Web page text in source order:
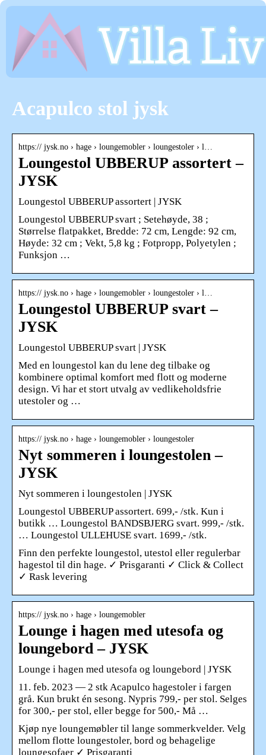
Acapulco stol jysk
https:// jysk.no › hage › loungemobler › loungestoler › l…
Loungestol UBBERUP assortert –
JYSK
Loungestol UBBERUP assortert | JYSK
Loungestol UBBERUP svart ; Setehøyde, 38 ;
Størrelse flatpakket, Bredde: 72 cm, Lengde: 92 cm,
Høyde: 32 cm ; Vekt, 5,8 kg ; Fotpropp, Polyetylen ;
Funksjon …
https:// jysk.no › hage › loungemobler › loungestoler › l…
Loungestol UBBERUP svart –
JYSK
Loungestol UBBERUP svart | JYSK
Med en loungestol kan du lene deg tilbake og
kombinere optimal komfort med flott og moderne
design. Vi har et stort utvalg av vedlikeholdsfrie
utestoler og …
https:// jysk.no › hage › loungemobler › loungestoler
Nyt sommeren i loungestolen –
JYSK
Nyt sommeren i loungestolen | JYSK
Loungestol UBBERUP assortert. 699,- /stk. Kun i
butikk … Loungestol BANDSBJERG svart. 999,- /stk.
… Loungestol ULLEHUSE svart. 1699,- /stk.
Finn den perfekte loungestol, utestol eller regulerbar
hagestol til din hage. ✓ Prisgaranti ✓ Click & Collect
✓ Rask levering
https:// jysk.no › hage › loungemobler
Lounge i hagen med utesofa og
loungebord – JYSK
Lounge i hagen med utesofa og loungebord | JYSK
11. feb. 2023 — 2 stk Acapulco hagestoler i fargen
grå. Kun brukt én sesong. Nypris 799,- per stol. Selges
for 300,- per stol, eller begge for 500,- Må …
Kjøp nye loungemøbler til lange sommerkvelder. Velg
mellom flotte loungestoler, bord og behagelige
loungesofaer ✓ Prisgaranti